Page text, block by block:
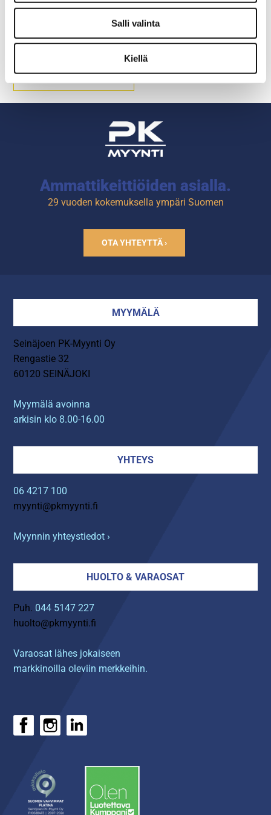
Salli valinta
Kiellä
Munkkikeitin Redfox FE
Öljytilavuus: 16 litraa.
Ammattikeittiöiden asialla.
29 vuoden kokemuksella ympäri Suomen
OTA YHTEYTTÄ ›
MYYMÄLÄ
Seinäjoen PK-Myynti Oy
Rengastie 32
60120 SEINÄJOKI
Myymälä avoinna
arkisin klo 8.00-16.00
YHTEYS
06 4217 100
myynti@pkmyynti.fi
Myynnin yhteystiedot ›
HUOLTO & VARAOSAT
Puh. 044 5147 227
huolto@pkmyynti.fi
Varaosat lähes jokaiseen
markkinoilla oleviin merkkeihin.